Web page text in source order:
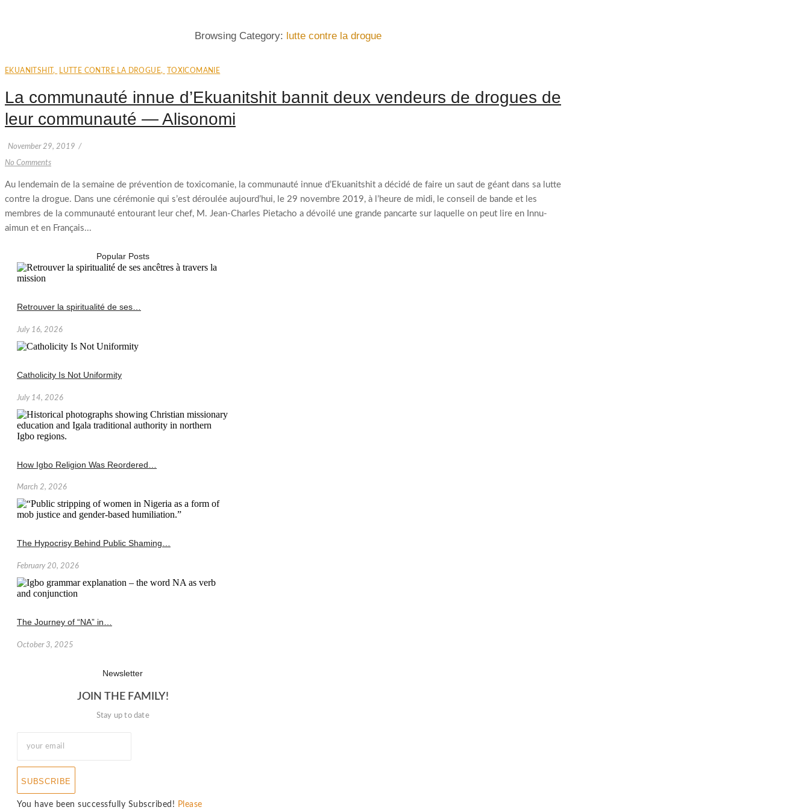
Browsing Category: lutte contre la drogue
EKUANITSHIT, LUTTE CONTRE LA DROGUE, TOXICOMANIE
La communauté innue d’Ekuanitshit bannit deux vendeurs de drogues de
leur communauté — Alisonomi
November 29, 2019 /
No Comments
Au lendemain de la semaine de prévention de toxicomanie, la communauté innue d’Ekuanitshit a décidé de faire un saut de géant dans sa lutte
contre la drogue. Dans une cérémonie qui s’est déroulée aujourd’hui, le 29 novembre 2019, à l’heure de midi, le conseil de bande et les
membres de la communauté entourant leur chef, M. Jean-Charles Pietacho a dévoilé une grande pancarte sur laquelle on peut lire en Innu-
aimun et en Français...
Popular Posts
Retrouver la spiritualité de ses…
July 16, 2026
Catholicity Is Not Uniformity
July 14, 2026
How Igbo Religion Was Reordered…
March 2, 2026
The Hypocrisy Behind Public Shaming…
February 20, 2026
The Journey of “NA” in…
October 3, 2025
Newsletter
JOIN THE FAMILY!
Stay up to date
SUBSCRIBE
You have been successfully Subscribed! Please